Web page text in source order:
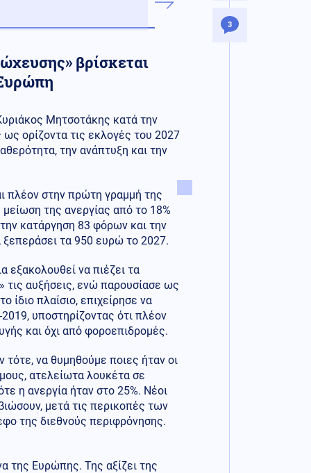
3
βρίσκεται
Μητσοτάκης κατά την
ορίζοντα τις εκλογές του 2027
την ανάπτυξη και την
πλέον στην πρώτη γραμμή της
της ανεργίας από το 18%
κατάργηση 83 φόρων και την
τα 950 ευρώ το 2027.
εξακολουθεί να πιέζει τα
τις αυξήσεις, ενώ παρουσίασε ως
ίδιο πλαίσιο, επιχείρησε να
υποστηρίζοντας ότι πλέον
και όχι από φοροεπιδρομές.
τότε, να θυμηθούμε ποιες ήταν οι
ατελείωτα λουκέτα σε
η ανεργία ήταν στο 25%. Νέοι
μετά τις περικοπές των
της διεθνούς περιφρόνησης.
της Ευρώπης. Της αξίζει της